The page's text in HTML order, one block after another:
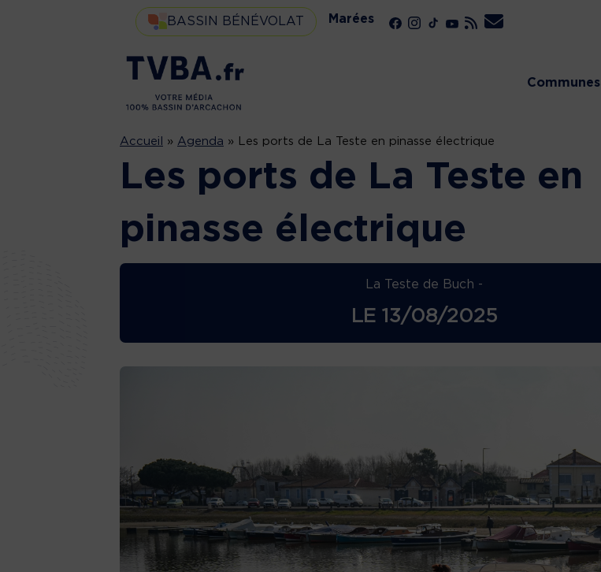
BASSIN BÉNÉVOLAT Marées
Communes
Accueil » Agenda » Les ports de La Teste en pinasse électrique
Les ports de La Teste en
pinasse électrique
La Teste de Buch -
LE 13/08/2025